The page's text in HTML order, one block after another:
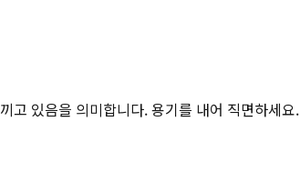
고 있음을 의미합니다. 용기를 내어 직면하세요.